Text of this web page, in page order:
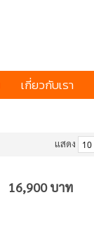
เกี่ยวกับเรา
แสดง
16,900 บาท